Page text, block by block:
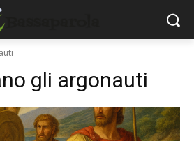
gli argonauti